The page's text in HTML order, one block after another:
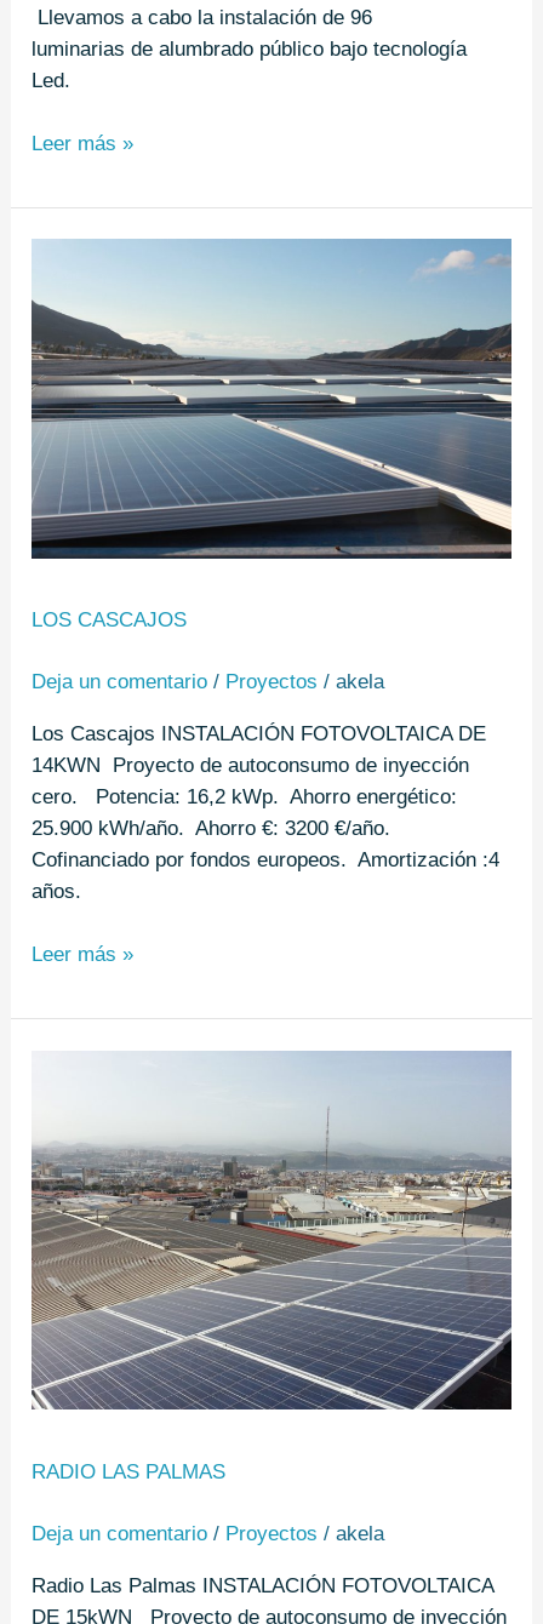
Llevamos a cabo la instalación de 96
luminarias de alumbrado público bajo tecnología
Led.
Leer más »
LOS CASCAJOS
Deja un comentario / Proyectos /akela
Los Cascajos INSTALACIÓN FOTOVOLTAICA DE
14KWN Proyecto de autoconsumo de inyección
cero. Potencia: 16,2 kWp. Ahorro energético:
25.900 kWh/año. Ahorro €: 3200 €/año.
Cofinanciado por fondos europeos. Amortización :4
años.
Leer más »
RADIO LAS PALMAS
Deja un comentario / Proyectos /akela
Radio Las Palmas INSTALACIÓN FOTOVOLTAICA
DE 15kWN Proyecto de autoconsumo de inyección